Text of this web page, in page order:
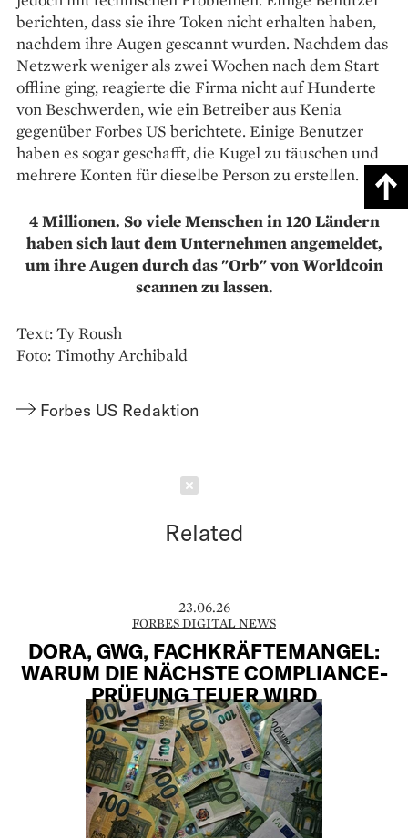
berichten, dass sie ihre Token nicht erhalten haben,
nachdem ihre Augen gescannt wurden. Nachdem das
Netzwerk weniger als zwei Wochen nach dem Start
offline ging, reagierte die Firma nicht auf Hunderte
von Beschwerden, wie ein Betreiber aus Kenia
gegenüber Forbes US berichtete. Einige Benutzer
haben es sogar geschafft, die Kugel zu täuschen und
mehrere Konten für dieselbe Person zu erstellen.
4 Millionen. So viele Menschen in 120 Ländern
haben sich laut dem Unternehmen angemeldet,
um ihre Augen durch das "Orb" von Worldcoin
scannen zu lassen.
Text: Ty Roush
Foto: Timothy Archibald
Forbes US Redaktion
Related
23.06.26
FORBES DIGITAL NEWS
DORA, GWG, FACHKRÄFTEMANGEL:
WARUM DIE NÄCHSTE COMPLIANCE-
PRÜFUNG TEUER WIRD